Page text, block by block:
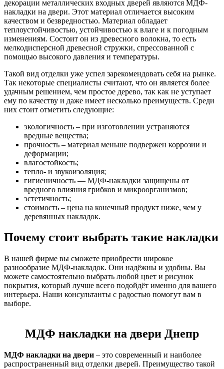
декорации металлических входных дверей являются МДФ-
накладки на двери. Этот материал отличается высоким
качеством и безвредностью. Материал обладает
теплоустойчивостью, устойчивостью к влаге и к погодным
изменениям. Состоит он из древесного волокна, то есть
мелкодисперсной древесной стружки, спрессованной с
помощью высокого давления и температуры.
Такой вид отделки уже успел зарекомендовать себя на рынке.
Так некоторые специалисты считают, что он является более
удачным решением, чем простое дерево, так как не уступает
ему по качеству и даже имеет несколько преимуществ. Среди
них стоит отметить следующие:
экологичность – при изготовлении устраняются
вредные вещества;
прочность – материал меньше подвержен коррозии и
деформации;
влагостойкость;
тепло- и звукоизоляция;
гигиеничность — МДФ-накладки защищены от
вредного влияния грибков и микроорганизмов;
эстетичность;
стоимость – цена на конечный продукт ниже, чем у
деревянных накладок.
Почему стоит выбрать такие накладки
В нашей фирме вы сможете приобрести широкое
разнообразие МДФ-накладок. Они надёжны и удобны. Вы
можете самостоятельно выбрать любой цвет и рисунок
покрытия, который лучше всего подойдёт именно для вашего
интерьера. Наши консультанты с радостью помогут вам в
выборе.
МДФ накладки на двери Днепр
МДФ накладки на двери – это современный и наиболее
распространенный вид отделки дверей. Преимущество такой